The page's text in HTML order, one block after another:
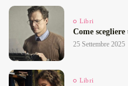
Libri
Come
25 Settembre 2025
Libri